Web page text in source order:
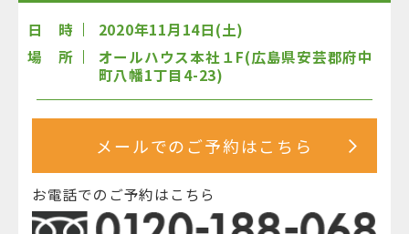
日 時
2020年11月14日(土)
場 所
オールハウス本社１F(広島県安芸郡府中
町八幡1丁目4-23)
メールでのご予約はこちら
お電話でのご予約はこちら